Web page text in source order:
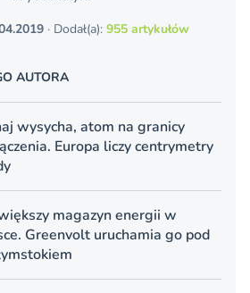
· Dodał(a): 955 artykułów
AUTORA
wysycha, atom na granicy
Europa liczy centrymetry
magazyn energii w
Greenvolt uruchamia go pod